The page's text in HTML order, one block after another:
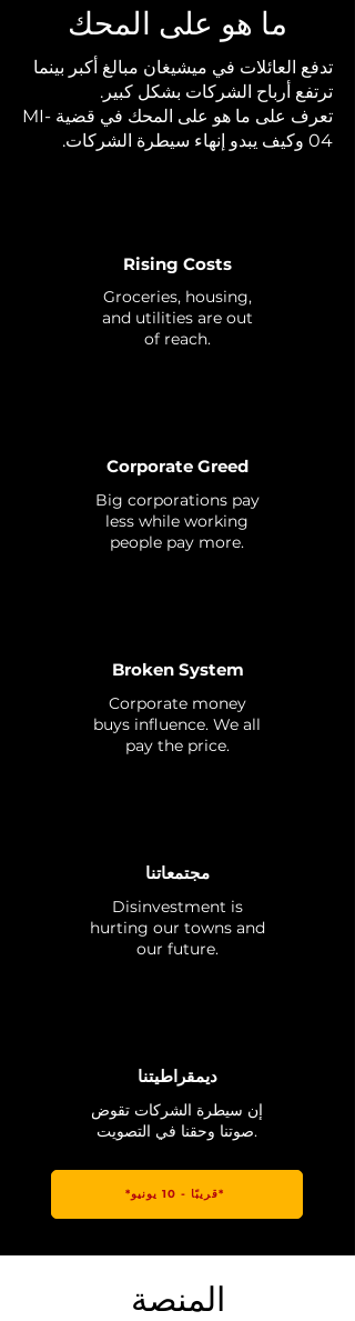
ما هو على المحك
تدفع العائلات في ميشيغان مبالغ أكبر بينما
ترتفع أرباح الشركات بشكل كبير.
تعرف على ما هو على المحك في قضية MI-
04 وكيف يبدو إنهاء سيطرة الشركات.
Rising Costs
Groceries, housing,
and utilities are out
of reach.
Corporate Greed
Big corporations pay
less while working
people pay more.
Broken System
Corporate money
buys influence. We all
pay the price.
مجتمعاتنا
Disinvestment is
hurting our towns and
our future.
ديمقراطيتنا
إن سيطرة الشركات تقوض
صوتنا وحقنا في التصويت.
*قريبًا - 10 يونيو*
المنصة